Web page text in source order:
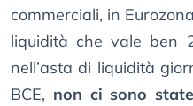
commerciali, in
liquidità che vale ben
nell’asta di liquidità
BCE, non ci sono